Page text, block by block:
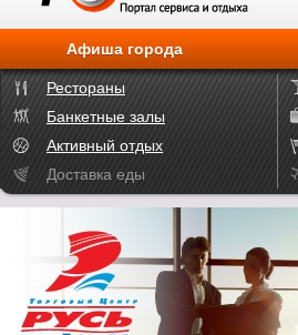
Афиша города
Рестораны
Банкетные залы
Активный отдых
Доставка еды